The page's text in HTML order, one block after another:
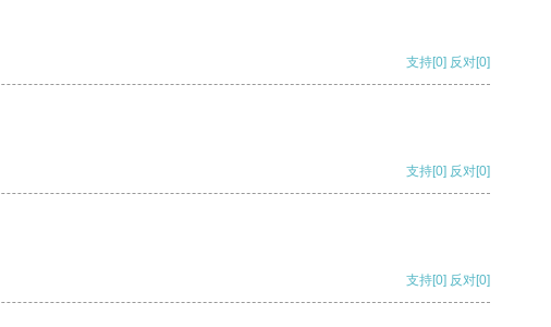
支持[0] 反对[0]
支持[0] 反对[0]
支持[0] 反对[0]